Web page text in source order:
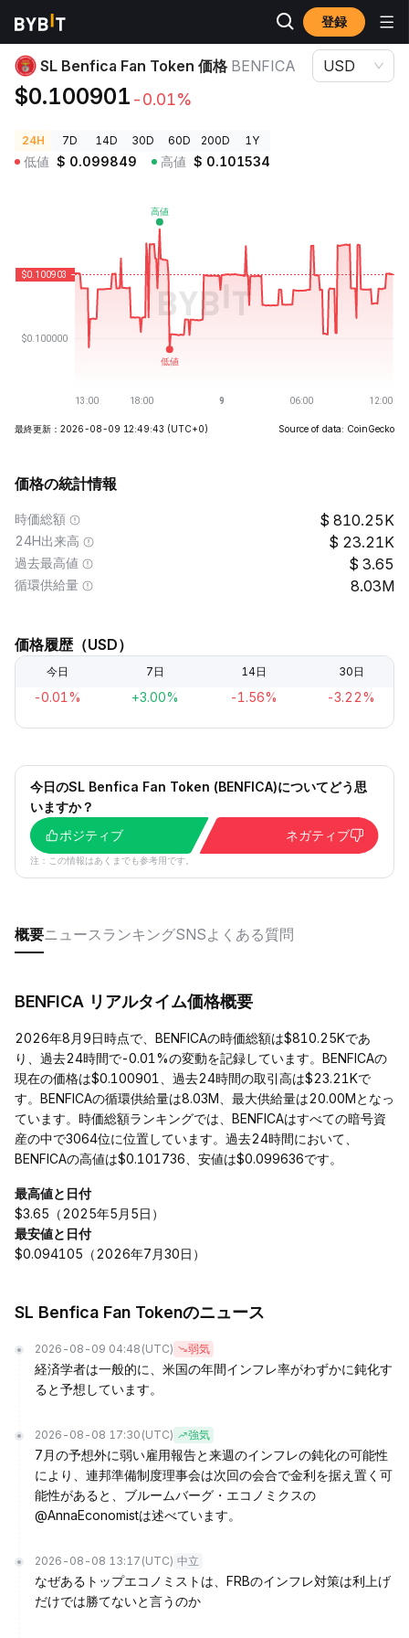
登録
暗号資産価格 SL Benfica Fan Token 価格 BENFICA
SL Benfica Fan Token 価格 BENFICA
$0.100901 -0.01%
USD
24H 7D 14D 30D 60D 200D 1Y
低値 $ 0.099849 高値 $ 0.101534
最終更新：2026-08-09 12:49:43 (UTC+0) Source of data: CoinGecko
価格の統計情報
時価総額 810.25K
24H出来高 23.21K
過去最高値 3.65
循環供給量 8.03M
価格履歴（USD）
今日 7日 14日 30日
-0.01% +3.00% -1.56% -3.22%
今日のSL Benfica Fan Token (BENFICA)についてどう思
いますか？
ポジティブ
ネガティブ
注：この情報はあくまでも参考用です。
概要ニュース ランキングSNSよくある質問
BENFICA リアルタイム価格概要
2026年8月9日時点で、BENFICAの時価総額は$810.25Kであ
り、過去24時間で-0.01%の変動を記録しています。BENFICAの
現在の価格は$0.100901、過去24時間の取引高は$23.21Kで
す。BENFICAの循環供給量は8.03M、最大供給量は20.00Mとなっ
ています。時価総額ランキングでは、BENFICAはすべての暗号資
産の中で3064位に位置しています。過去24時間において、
BENFICAの高値は$0.101736、安値は$0.099636です。
最高値と日付
$3.65（2025年5月5日）
最安値と日付
$0.094105（2026年7月30日）
SL Benfica Fan Tokenのニュース
2026-08-09 04:48 (UTC) 弱気
経済学者は一般的に、米国の年間インフレ率がわずかに鈍化す
ると予想しています。
2026-08-08 17:30 (UTC) 強気
7月の予想外に弱い雇用報告と来週のインフレの鈍化の可能性
により、連邦準備制度理事会は次回の会合で金利を据え置く可
能性があると、ブルームバーグ・エコノミクスの
@AnnaEconomistは述べています。
2026-08-08 13:17 (UTC) 中立
なぜあるトップエコノミストは、FRBのインフレ対策は利上げ
だけでは勝てないと言うのか